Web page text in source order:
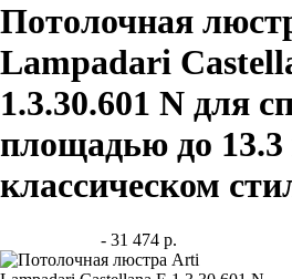
Потолочная
Lampadari
1.3.30.601 N для
площадью до
классическом
- 31 474 р.